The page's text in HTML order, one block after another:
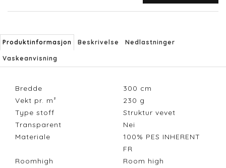
Produktinformasjon Beskrivelse Nedlastninger
Vaskeanvisning
Bredde 300 cm
Vekt pr. m²
230 g
Type stoff
Struktur vevet
Transparent
Nei
Materiale
100% PES INHERENT
FR
Roomhigh
Room high